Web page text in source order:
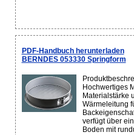
PDF-Handbuch herunterladen
BERNDES 053330 Springform
Hochwertiges
Materialstärke
Wärmeleitung
verfügt über
Boden mit